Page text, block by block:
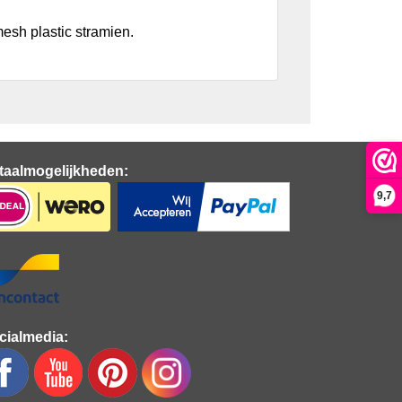
9,7
plastic stramien.